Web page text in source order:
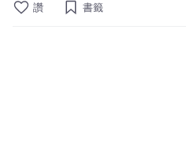
讚 書籤